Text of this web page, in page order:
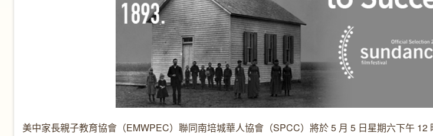
美中家長親子教育協會（EMWPEC）聯同南培城華人協會（SPCC）將於 5 月 5 日星期六下午 12